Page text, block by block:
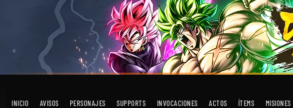
INICIO AVISOS PERSONAJES SUPPORTS INVOCACIONES ACTOS ÍTEMS MISIONES